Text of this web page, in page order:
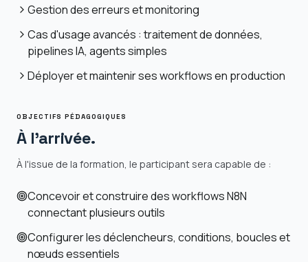
Gestion des erreurs et monitoring
Cas d'usage avancés : traitement de données,
pipelines IA, agents simples
Déployer et maintenir ses workflows en production
OBJECTIFS PÉDAGOGIQUES
À l'arrivée.
À l'issue de la formation, le participant sera capable de :
Concevoir et construire des workflows N8N
connectant plusieurs outils
Configurer les déclencheurs, conditions, boucles et
nœuds essentiels